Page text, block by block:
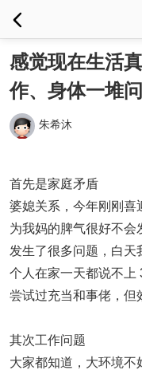
感觉现在生活
作、身体一堆
朱希沐
首先是家庭矛盾
婆媳关系，今年刚刚喜
为我妈的脾气很好不会
发生了很多问题，白天
个人在家一天都说不上
尝试过充当和事佬，但
其次工作问题
大家都知道，大环境不